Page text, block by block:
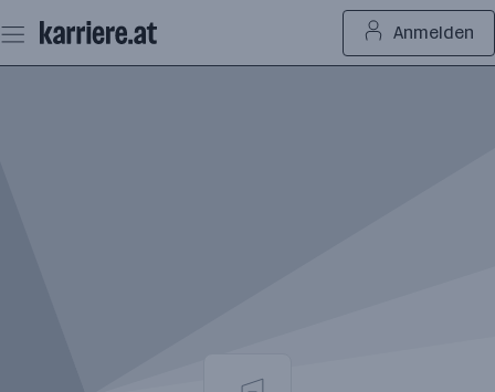
Seiteninhalt
springen
Anmelden